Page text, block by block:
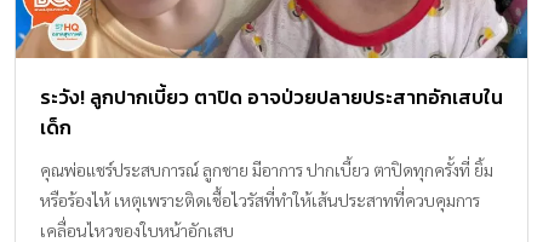
ระวัง! ลูกปากเบี้ยว ตาปิด อาจป่วยปลายประสาทอักเสบใน
เด็ก
คุณพ่อแชร์ประสบการณ์ ลูกชาย มีอาการ ปากเบี้ยว ตาปิดทุกครั้งที่ ยิ้ม
หรือร้องไห้ เหตุเพราะติดเชื้อไวรัสที่ทำให้เส้นประสาทที่ควบคุมการ
เคลื่อนไหวของใบหน้าอักเสบ